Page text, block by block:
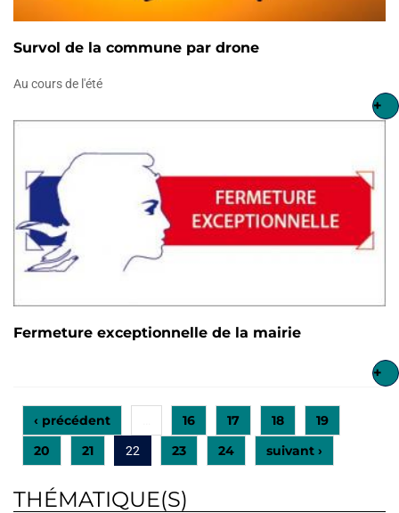
Survol de la commune par drone
Au cours de l'été
+
Fermeture exceptionnelle de la mairie
+
‹ précédent 16 17 18
19
20
21 22 23 24 suivant ›
THÉMATIQUE(S)